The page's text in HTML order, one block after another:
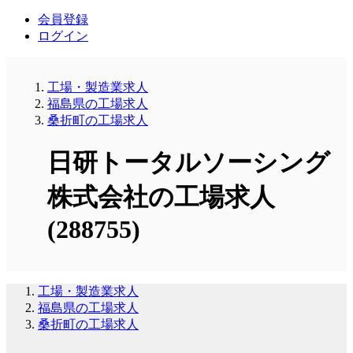
会員登録
ログイン
工場・製造業求人
福島県の工場求人
桑折町の工場求人
日研トータルソーシング
株式会社の工場求人
(288755)
工場・製造業求人
福島県の工場求人
桑折町の工場求人